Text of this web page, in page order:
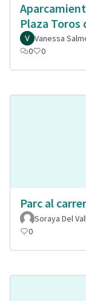
Plaza Toros
Vanessa
0
0
Parc al
Soraya Del
0